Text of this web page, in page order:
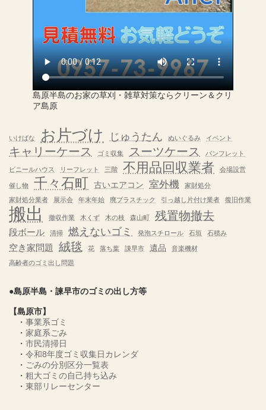
島原半島のお家の草刈・雑草対策ならクリーン＆クリ
ア島原
いけばな お片づけ じゅうたん ぬいぐるみ イベント
キャリーケース ゴミ収集 スーツケース パンフレット
ビニールハウス リーフレット 三階 不用品回収業者 会場設営
催し物 千々石町 古いエアコン 室外機
家財処分
家財処分業者
展示会 年末年始 廃プラスチック 引っ越し片付け業者 復旧作業
搬出 撤収作業 木くず 木の枝 森山町 残置物撤去
段ボール 清掃 燃えないゴミ 発泡スチロール 石垣 石積み
空き家問題 絨毯 花 落ち葉 諌早市 遺品
音楽機材
高齢者のゴミ出し問題
●島原半島・諫早市のゴミの出し方等
【島原市】
・ 事業系ゴミ
・ 家庭系ごみ
・ 市民清掃日
・ 令和8年度ゴミ収集日カレンダ
・ ごみの分別区分一覧表
・ 粗大ゴミの自己持ち込み
・ 東部リレーセンター